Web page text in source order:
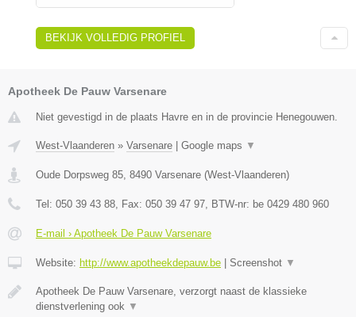
BEKIJK VOLLEDIG PROFIEL
Apotheek De Pauw Varsenare
Niet gevestigd in de plaats Havre en in de provincie Henegouwen.
West-Vlaanderen » Varsenare Google maps ▼
Oude Dorpsweg 85 8490 Varsenare (West-Vlaanderen)
Tel: 050 39 43 88 , Fax: 050 39 47 97 , BTW-nr: be 0429 480 960
E-mail › Apotheek De Pauw Varsenare
Website: http://www.apotheekdepauw.be Screenshot ▼
Apotheek De Pauw Varsenare, verzorgt naast de klassieke
dienstverlening ook ▼